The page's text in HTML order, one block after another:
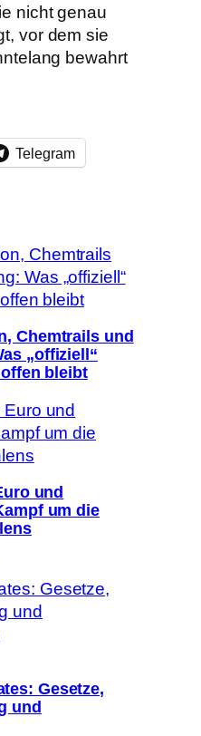
nicht genau
vor dem sie
bewahrt
Telegram
Chemtrails und
„offiziell“
bleibt
und
um die
Gesetze,
und